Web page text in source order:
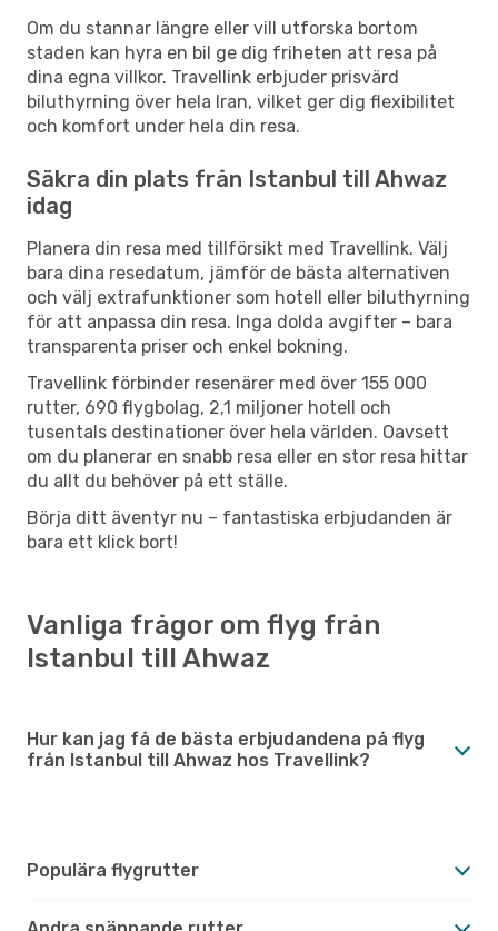
Om du stannar längre eller vill utforska bortom
staden kan hyra en bil ge dig friheten att resa på
dina egna villkor. Travellink erbjuder prisvärd
biluthyrning över hela Iran, vilket ger dig flexibilitet
och komfort under hela din resa.
Säkra din plats från Istanbul till Ahwaz
idag
Planera din resa med tillförsikt med Travellink. Välj
bara dina resedatum, jämför de bästa alternativen
och välj extrafunktioner som hotell eller biluthyrning
för att anpassa din resa. Inga dolda avgifter – bara
transparenta priser och enkel bokning.
Travellink förbinder resenärer med över 155 000
rutter, 690 flygbolag, 2,1 miljoner hotell och
tusentals destinationer över hela världen. Oavsett
om du planerar en snabb resa eller en stor resa hittar
du allt du behöver på ett ställe.
Börja ditt äventyr nu – fantastiska erbjudanden är
bara ett klick bort!
Vanliga frågor om flyg från
Istanbul till Ahwaz
Hur kan jag få de bästa erbjudandena på flyg
från Istanbul till Ahwaz hos Travellink?
Populära flygrutter